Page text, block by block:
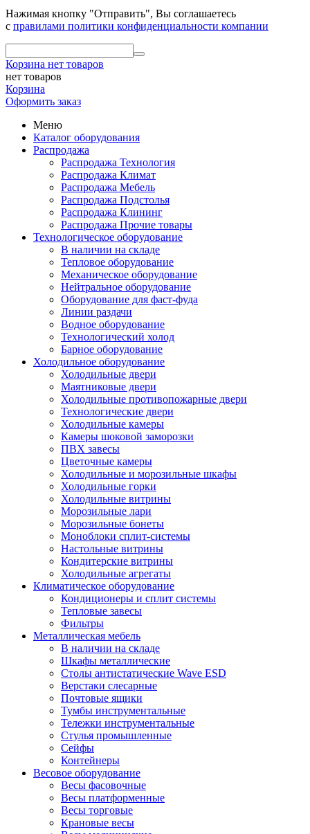
Нажимая кнопку "Отправить", Вы соглашаетесь
с правилами политики конфиденциальности компании
Корзина нет товаров
нет товаров
Корзина
Оформить заказ
Меню
Каталог оборудования
Распродажа
Распродажа Технология
Распродажа Климат
Распродажа Мебель
Распродажа Подстолья
Распродажа Клининг
Распродажа Прочие товары
Технологическое оборудование
В наличии на складе
Тепловое оборудование
Механическое оборудование
Нейтральное оборудование
Оборудование для фаст-фуда
Линии раздачи
Водное оборудование
Технологический холод
Барное оборудование
Холодильное оборудование
Холодильные двери
Маятниковые двери
Холодильные противопожарные двери
Технологические двери
Холодильные камеры
Камеры шоковой заморозки
ПВХ завесы
Цветочные камеры
Холодильные и морозильные шкафы
Холодильные горки
Холодильные витрины
Морозильные лари
Морозильные бонеты
Моноблоки сплит-системы
Настольные витрины
Кондитерские витрины
Холодильные агрегаты
Климатическое оборудование
Кондиционеры и сплит системы
Тепловые завесы
Фильтры
Металлическая мебель
В наличии на складе
Шкафы металлические
Столы антистатические Wave ESD
Верстаки слесарные
Почтовые ящики
Тумбы инструментальные
Тележки инструментальные
Стулья промышленные
Сейфы
Контейнеры
Весовое оборудование
Весы фасовочные
Весы платформенные
Весы торговые
Крановые весы